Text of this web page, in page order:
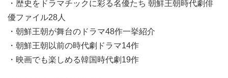
・歴史をドラマチックに彩る名優たち 朝鮮王朝時代劇俳
優ファイル28⼈
・朝鮮王朝が舞台のドラマ48作一挙紹介
・朝鮮王朝以前の時代劇ドラマ14作
・映画でも楽しめる韓国時代劇19作